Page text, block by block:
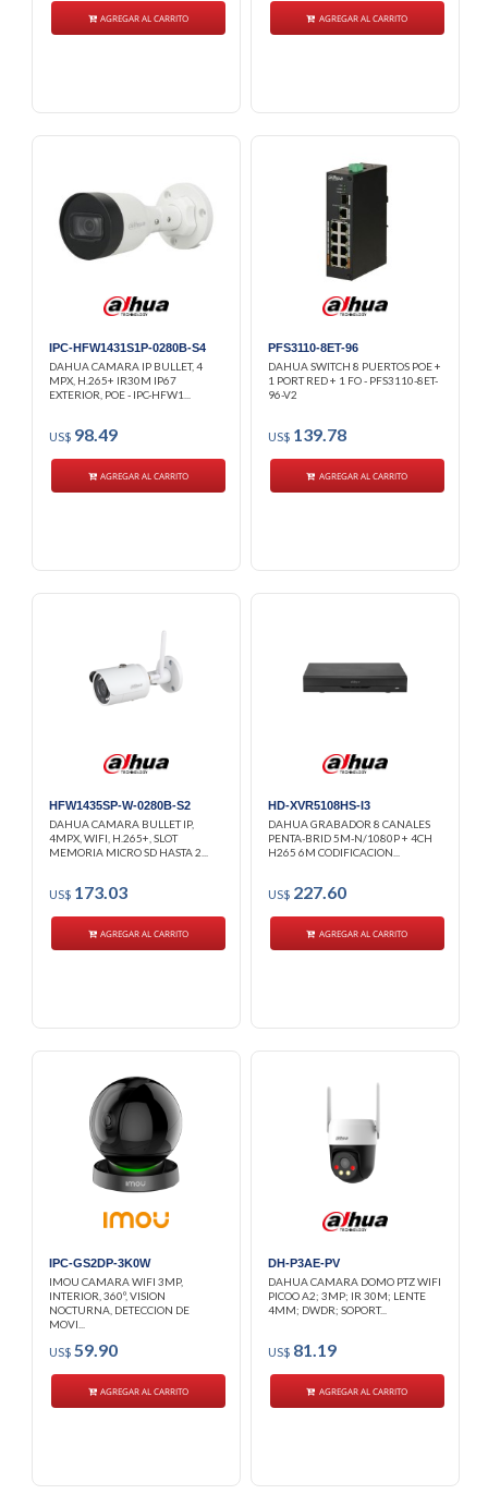
AGREGAR AL CARRITO AGREGAR AL CARRITO
IPC-HFW1431S1P-0280B-S4
DAHUA CAMARA IP BULLET, 4
MPX, H.265+ IR30M IP67
EXTERIOR, POE - IPC-HFW1...
US$ 98.49
AGREGAR AL CARRITO
PFS3110-8ET-96
DAHUA SWITCH 8 PUERTOS POE +
1 PORT RED + 1 FO - PFS3110-8ET-
96-V2
US$139.78
AGREGAR AL CARRITO
HFW1435SP-W-0280B-S2
DAHUA CAMARA BULLET IP,
4MPX, WIFI, H.265+, SLOT
MEMORIA MICRO SD HASTA 2...
US$ 173.03
AGREGAR AL CARRITO
HD-XVR5108HS-I3
DAHUA GRABADOR 8 CANALES
PENTA-BRID 5M-N/1080P + 4CH
H265 6M CODIFICACION...
US$227.60
AGREGAR AL CARRITO
IPC-GS2DP-3K0W
IMOU CAMARA WIFI 3MP,
INTERIOR, 360º, VISION
NOCTURNA, DETECCION DE
MOVI...
US$ 59.90
AGREGAR AL CARRITO
DH-P3AE-PV
DAHUA CAMARA DOMO PTZ WIFI
PICOO A2; 3MP; IR 30M; LENTE
4MM; DWDR; SOPORT...
US$81.19
AGREGAR AL CARRITO